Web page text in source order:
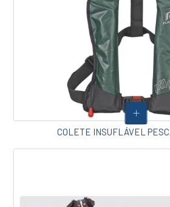
COLETE INSUFLÁVEL